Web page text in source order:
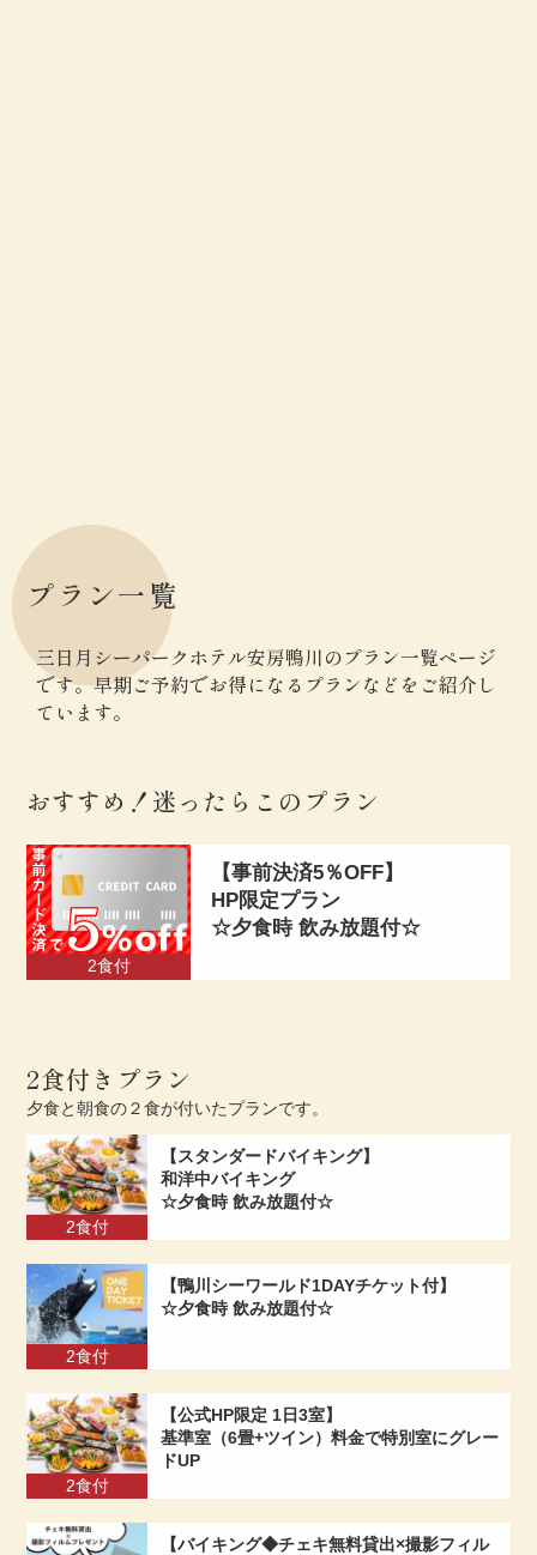
プラン一覧
三日月シーパークホテル安房鴨川のプラン一覧ページ
です。早期ご予約でお得になるプランなどをご紹介し
ています。
おすすめ！迷ったらこのプラン
2食付
【事前決済5％OFF】
HP限定プラン
☆夕食時 飲み放題付☆
2食付きプラン
夕食と朝食の２食が付いたプランです。
2食付
【スタンダードバイキング】
和洋中バイキング
☆夕食時 飲み放題付☆
2食付
【鴨川シーワールド1DAYチケット付】
☆夕食時 飲み放題付☆
2食付
【公式HP限定 1日3室】
基準室（6畳+ツイン）料金で特別室にグレー
ドUP
【バイキング◆チェキ無料貸出×撮影フィル